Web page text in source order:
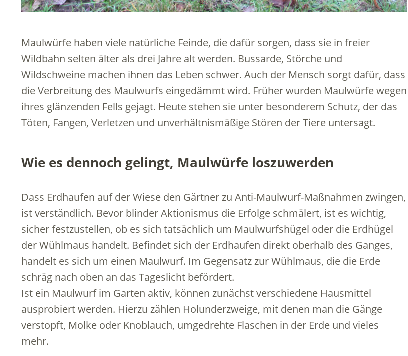
Maulwürfe haben viele natürliche Feinde, die dafür sorgen, dass sie in freier
Wildbahn selten älter als drei Jahre alt werden. Bussarde, Störche und
Wildschweine machen ihnen das Leben schwer. Auch der Mensch sorgt dafür, dass
die Verbreitung des Maulwurfs eingedämmt wird. Früher wurden Maulwürfe wegen
ihres glänzenden Fells gejagt. Heute stehen sie unter besonderem Schutz, der das
Töten, Fangen, Verletzen und unverhältnismäßige Stören der Tiere untersagt.
Wie es dennoch gelingt, Maulwürfe loszuwerden
Dass Erdhaufen auf der Wiese den Gärtner zu Anti-Maulwurf-Maßnahmen zwingen,
ist verständlich. Bevor blinder Aktionismus die Erfolge schmälert, ist es wichtig,
sicher festzustellen, ob es sich tatsächlich um Maulwurfshügel oder die Erdhügel
der Wühlmaus handelt. Befindet sich der Erdhaufen direkt oberhalb des Ganges,
handelt es sich um einen Maulwurf. Im Gegensatz zur Wühlmaus, die die Erde
schräg nach oben an das Tageslicht befördert.
Ist ein Maulwurf im Garten aktiv, können zunächst verschiedene Hausmittel
ausprobiert werden. Hierzu zählen Holunderzweige, mit denen man die Gänge
verstopft, Molke oder Knoblauch, umgedrehte Flaschen in der Erde und vieles
mehr.